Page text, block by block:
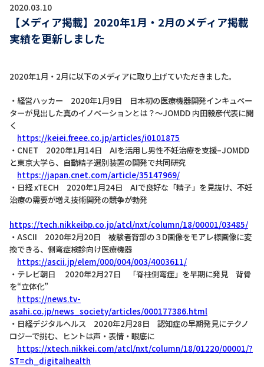
2020.03.10
【メディア掲載】2020年1月・2月のメディア掲載
実績を更新しました
2020年1月・2月に以下のメディアに取り上げていただきました。
・経営ハッカー 2020年1月9日 日本初の医療機器開発インキュベー
ターが見出した真のイノベーションとは？～JOMDD 内田毅彦代表に聞
く
https://keiei.freee.co.jp/articles/i0101875
・CNET 2020年1月14日 AIを活用し男性不妊治療を支援–JOMDD
と東京大学ら、自動精子選別装置の開発で共同研究
https://japan.cnet.com/article/35147969/
・日経 xTECH 2020年1月24日 AIで良好な「精子」を見抜け、不妊
治療の需要が増え技術開発の競争が勃発
https://tech.nikkeibp.co.jp/atcl/nxt/column/18/00001/03485/
・ASCII 2020年2月20日 被験者背部の３D画像をモアレ様画像に変
換できる、側弯症検診向け医療機器
https://ascii.jp/elem/000/004/003/4003611/
・テレビ朝日 2020年2月27日 「脊柱側弯症」を早期に発見 背骨
を“立体化”
https://news.tv-
asahi.co.jp/news_society/articles/000177386.html
・日経デジタルヘルス 2020年2月28日 認知症の早期発見にテクノ
ロジーで挑む、ヒントは声・表情・眼底に
https://xtech.nikkei.com/atcl/nxt/column/18/01220/00001/?
ST=ch_digitalhealth